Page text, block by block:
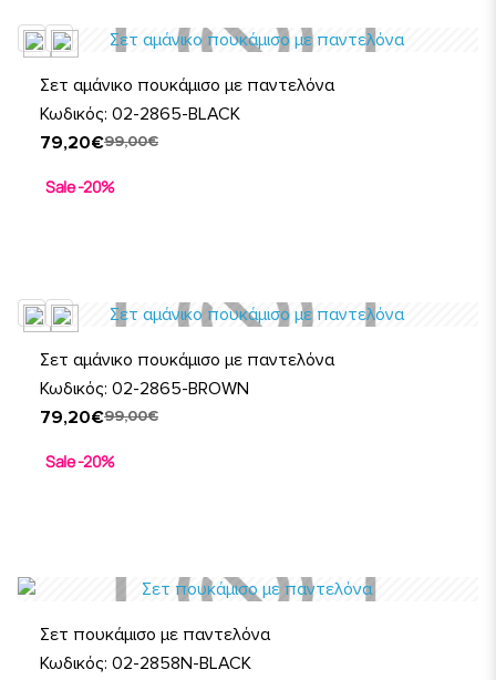
Σετ αμάνικο πουκάμισο με παντελόνα
Κωδικός: 02-2865-BLACK
79,20€99,00€
Sale -20%
Σετ αμάνικο πουκάμισο με παντελόνα
Κωδικός: 02-2865-BROWN
79,20€99,00€
Sale -20%
Σετ πουκάμισο με παντελόνα
Κωδικός: 02-2858N-BLACK